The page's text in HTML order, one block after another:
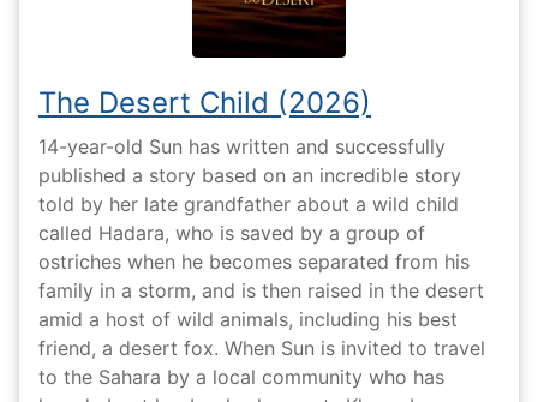
The Desert Child (2026)
14-year-old Sun has written and successfully
published a story based on an incredible story
told by her late grandfather about a wild child
called Hadara, who is saved by a group of
ostriches when he becomes separated from his
family in a storm, and is then raised in the desert
amid a host of wild animals, including his best
friend, a desert fox. When Sun is invited to travel
to the Sahara by a local community who has